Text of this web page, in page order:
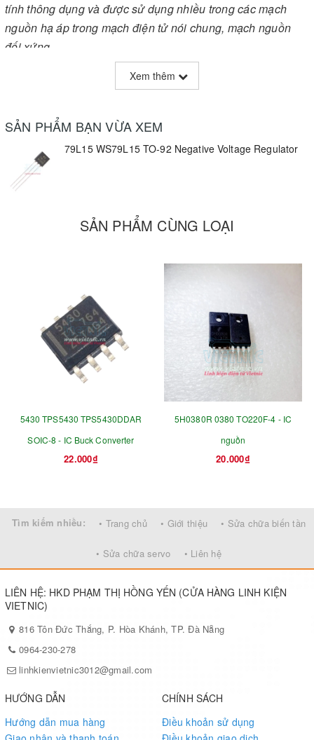
tính thông dụng và được sử dụng nhiều trong các mạch
nguồn hạ áp trong mạch điện tử nói chung, mạch nguồn
đối xứng...
Xem thêm
SẢN PHẨM BẠN VỪA XEM
79L15 WS79L15 TO-92 Negative Voltage Regulator
SẢN PHẨM CÙNG LOẠI
5430 TPS5430 TPS5430DDAR
SOIC-8 - IC Buck Converter
22.000₫
5H0380R 0380 TO220F-4 - IC
nguồn
20.000₫
Tìm kiếm nhiều: • Trang chủ • Giới thiệu • Sửa chữa biến tần
• Sửa chữa servo • Liên hệ
LIÊN HỆ: HKD PHẠM THỊ HỒNG YẾN (CỬA HÀNG LINH KIỆN
VIETNIC)
816 Tôn Đức Thắng, P. Hòa Khánh, TP. Đà Nẵng
0964-230-278
linhkienvietnic3012@gmail.com
HƯỚNG DẪN
Hướng dẫn mua hàng
CHÍNH SÁCH
Điều khoản sử dụng